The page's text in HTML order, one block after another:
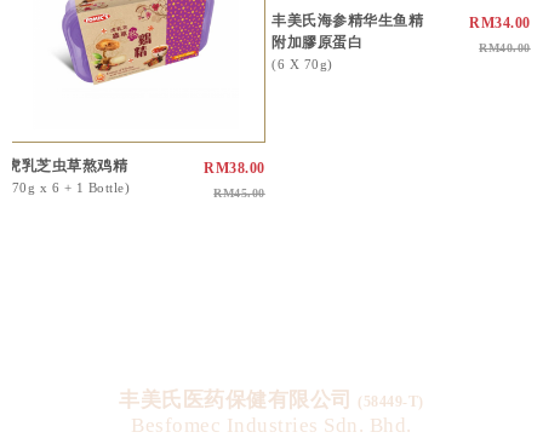
虎乳芝虫草熬鸡精
(70g x 6 + 1 Bottle)
RM38.00
RM45.00
丰美氏海参精华生鱼精
附加膠原蛋白
(6 X 70g)
RM34.00
RM40.00
丰美氏医药保健有限公司 (58449-T)
Besfomec Industries Sdn. Bhd.